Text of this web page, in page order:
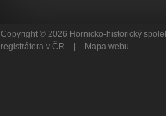
Copyright © 2026 Hornicko-historický
registrátora v ČR
Mapa webu